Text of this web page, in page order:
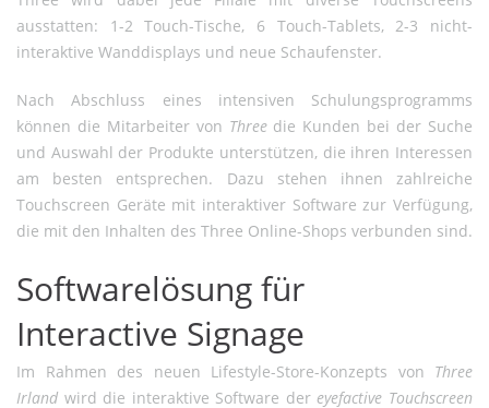
ausstatten: 1-2 Touch-Tische, 6 Touch-Tablets, 2-3 nicht-
interaktive Wanddisplays und neue Schaufenster.
Nach Abschluss eines intensiven Schulungsprogramms
können die Mitarbeiter von Threedie Kunden bei der Suche
und Auswahl der Produkte unterstützen, die ihren Interessen
am besten entsprechen. Dazu stehen ihnen zahlreiche
Touchscreen Geräte mit interaktiver Software zur Verfügung,
die mit den Inhalten des Three Online-Shops verbunden sind.
Softwarelösung für
Interactive Signage
Im Rahmen des neuen Lifestyle-Store-Konzepts von Three
Irland wird die interaktive Software der eyefactive Touchscreen